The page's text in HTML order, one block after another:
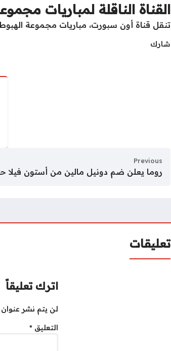
القناة الناقلة لمباريات
تنقل قناة أون سبورت، مباريات مجموعة
شارك
Previous
روما يعلن ضم دونيل مالين من أستون فيلا حتى
تعليقات
اترك تعليقاً
لن يتم نشر عنوان
التعليق *